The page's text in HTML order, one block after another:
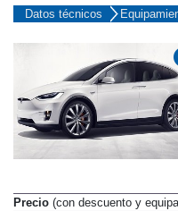
Datos técnicos
Precio (con descuento y